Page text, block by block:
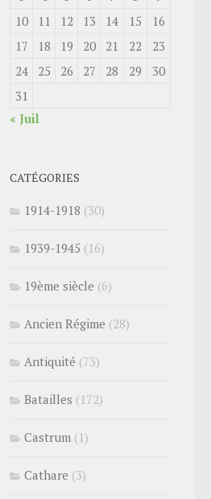
10
11 12 13 14 15
16
17
18 19 20 21 22
23
24
25 26 27 28 29
30
31
« Juil
CATÉGORIES
1914-1918 (30)
1939-1945 (16)
19ème siècle (6)
Ancien Régime (28)
Antiquité (73)
Batailles (172)
Castrum (1)
Cathare (3)